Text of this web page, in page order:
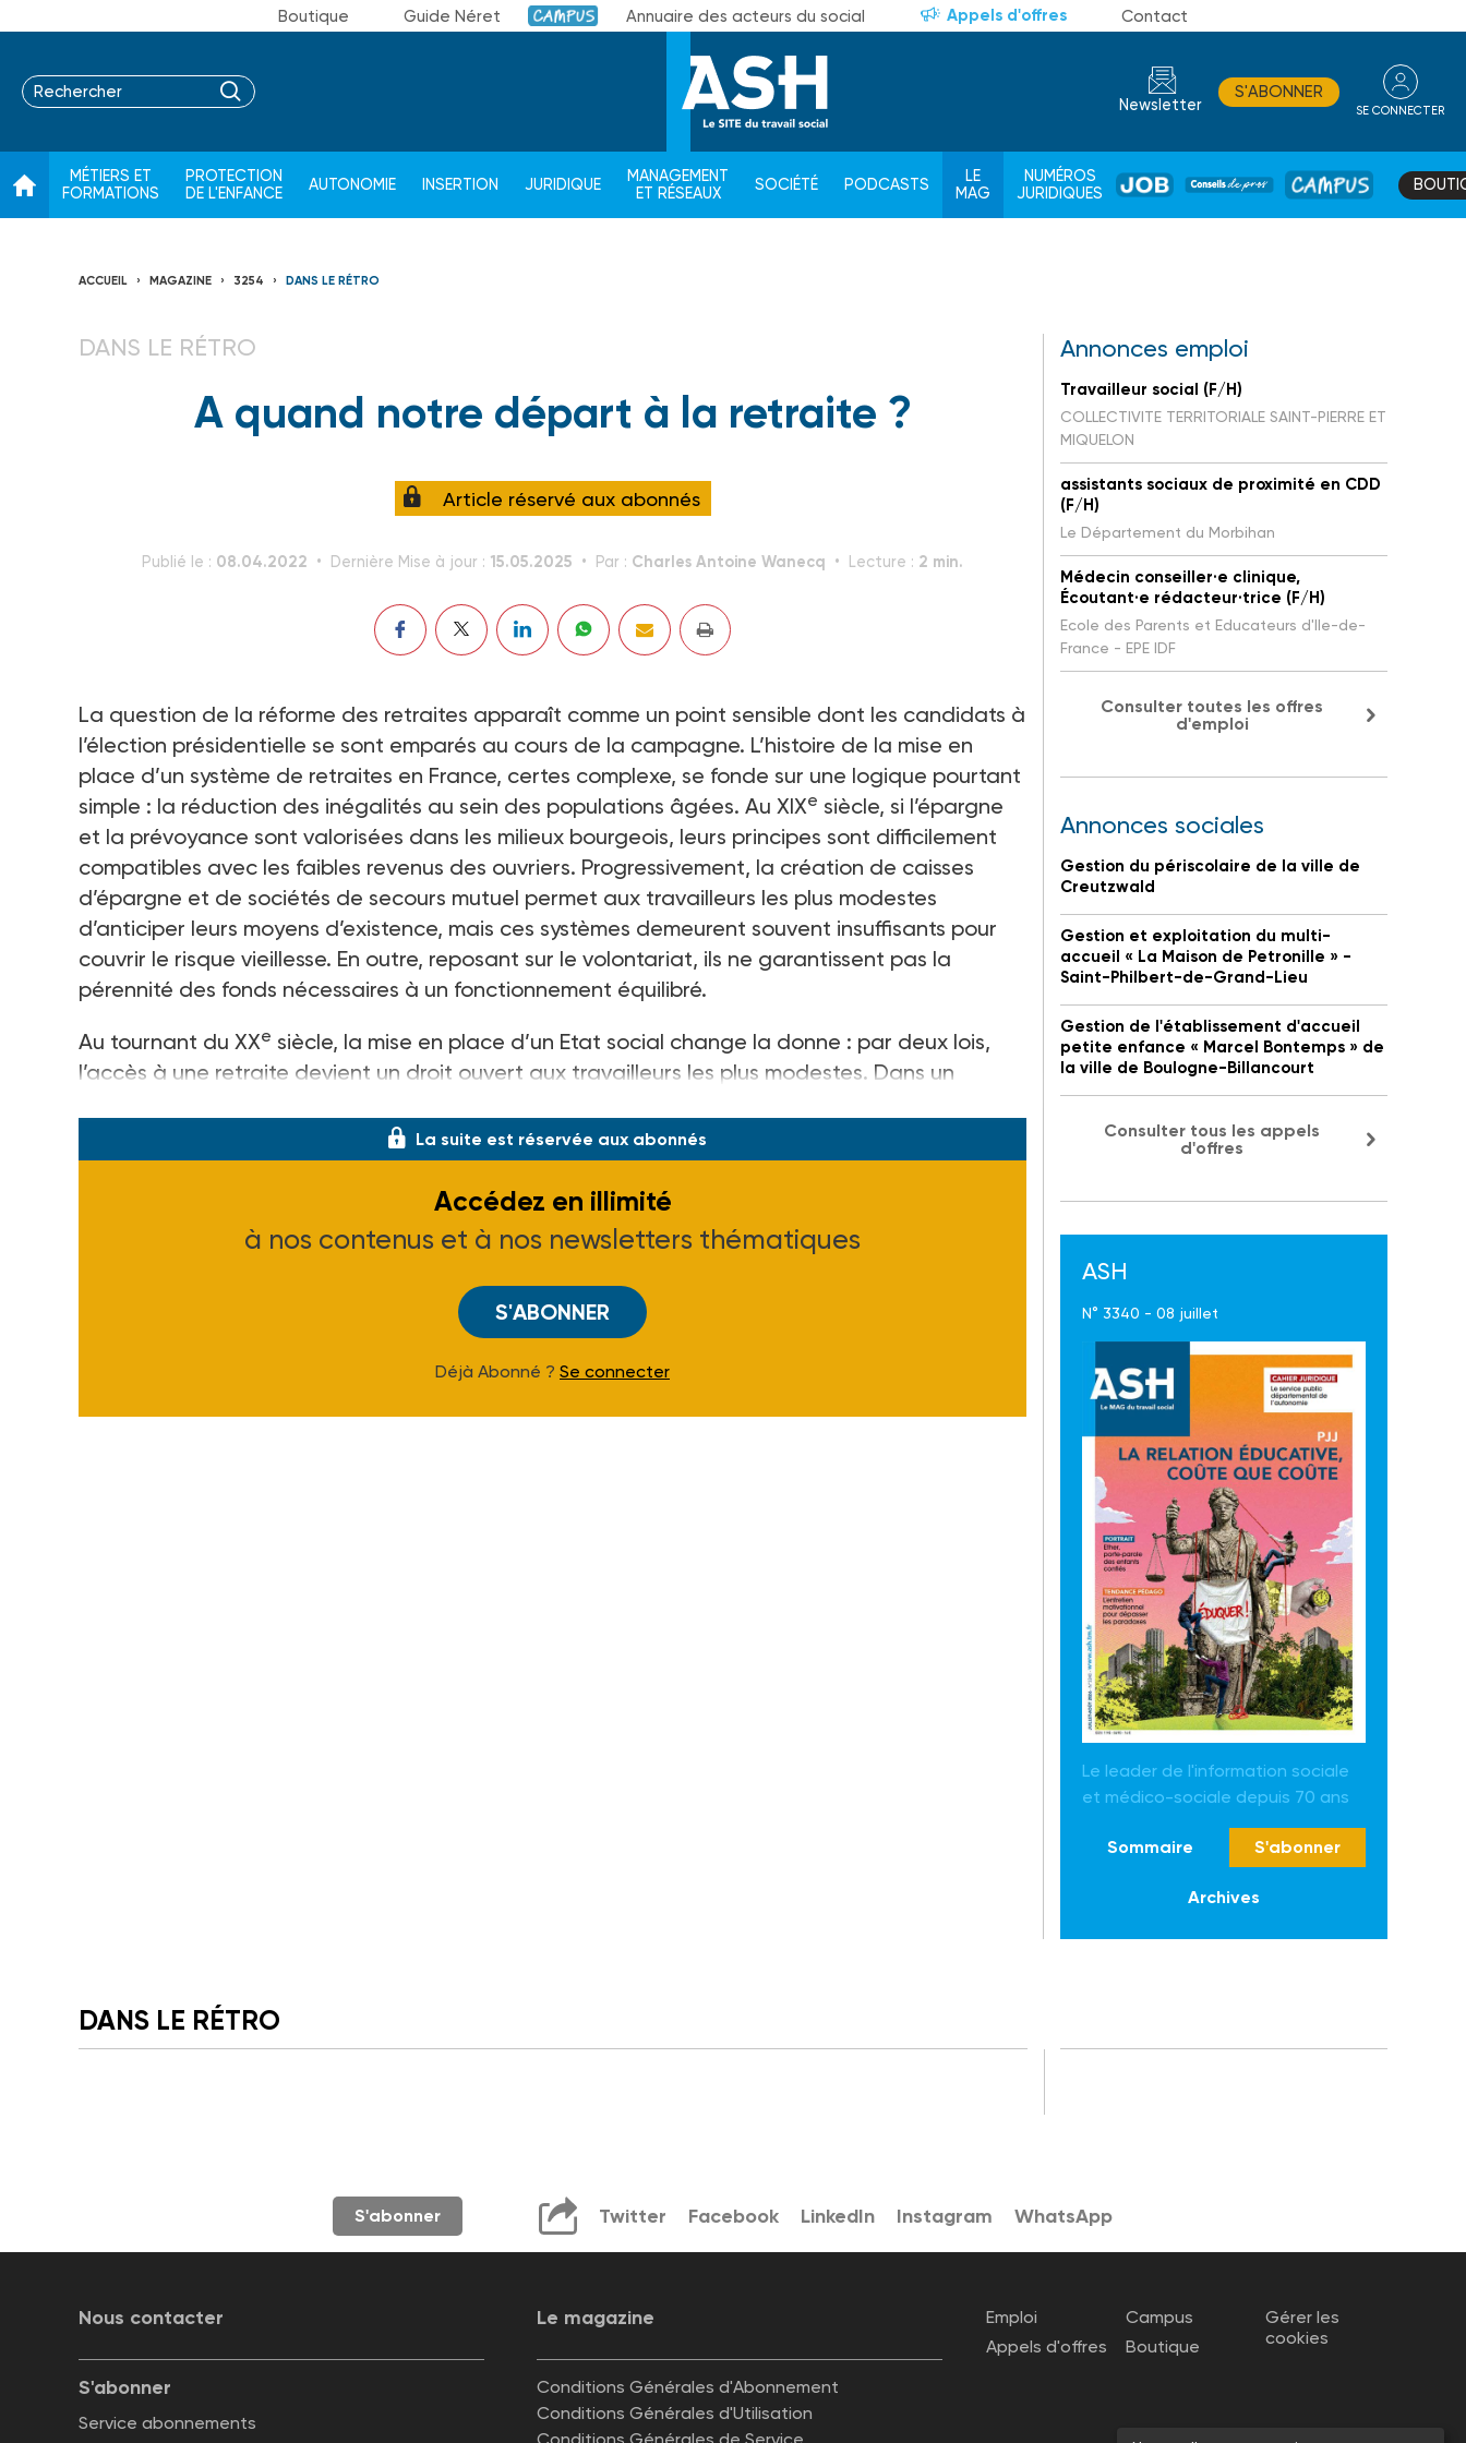
Boutique Guide Néret Campus Annuaire des acteurs du social Appels d'offres Contact
Newsletter
S'ABONNER
SE CONNECTER
MÉTIERS ET
FORMATIONS
PROTECTION
DE L'ENFANCE
AUTONOMIE INSERTION JURIDIQUE
MANAGEMENT
ET RÉSEAUX
SOCIÉTÉ PODCASTS
LE
MAG
NUMÉROS
JURIDIQUES
JOB
DE
CAMPUS
ACCUEIL MAGAZINE 3254 DANS LE RÉTRO
DANS LE RÉTRO
A quand notre départ à la retraite ?
Article réservé aux abonnés
Publié le : 08.04.2022 Dernière Mise à jour : 15.05.2025 Par : Charles Antoine Wanecq Lecture : 2 min.
La question de la réforme des retraites apparaît comme un point sensible dont les candidats à
l’élection présidentielle se sont emparés au cours de la campagne. L’histoire de la mise en
place d’un système de retraites en France, certes complexe, se fonde sur une logique pourtant
simple : la réduction des inégalités au sein des populations âgées. Au XIXe siècle, si l’épargne
et la prévoyance sont valorisées dans les milieux bourgeois, leurs principes sont difficilement
compatibles avec les faibles revenus des ouvriers. Progressivement, la création de caisses
d’épargne et de sociétés de secours mutuel permet aux travailleurs les plus modestes
d’anticiper leurs moyens d’existence, mais ces systèmes demeurent souvent insuffisants pour
couvrir le risque vieillesse. En outre, reposant sur le volontariat, ils ne garantissent pas la
pérennité des fonds nécessaires à un fonctionnement équilibré.
Au tournant du XXe siècle, la mise en place d’un Etat social change la donne : par deux lois,
l’accès à une retraite devient un droit ouvert aux travailleurs les plus modestes. Dans un
La suite est réservée aux abonnés
Accédez en illimité
à nos contenus et à nos newsletters thématiques
S'ABONNER
Déjà Abonné ? Se connecter
Annonces emploi
Travailleur social (F/H)
COLLECTIVITE TERRITORIALE SAINT-PIERRE ET
MIQUELON
assistants sociaux de proximité en CDD
(F/H)
Le Département du Morbihan
Médecin conseiller·e clinique,
Écoutant·e rédacteur·trice (F/H)
Ecole des Parents et Educateurs d'Ile-de-
France - EPE IDF
Consulter toutes les offres
d'emploi
Annonces sociales
Gestion du périscolaire de la ville de
Creutzwald
Gestion et exploitation du multi-
accueil « La Maison de Petronille » -
Saint-Philbert-de-Grand-Lieu
Gestion de l'établissement d'accueil
petite enfance « Marcel Bontemps » de
la ville de Boulogne-Billancourt
Consulter tous les appels
d'offres
ASH
N° 3340 - 08 juillet
Le leader de l'information sociale
et médico-sociale depuis 70 ans
Sommaire S'abonner
Archives
DANS LE RÉTRO
S'abonner Twitter Facebook LinkedIn Instagram WhatsApp
Nous contacter Le magazine
S'abonner
Service abonnements
Conditions Générales d'Abonnement
Conditions Générales d'Utilisation
Emploi
Appels d'offres
Campus
Boutique
Gérer les
cookies